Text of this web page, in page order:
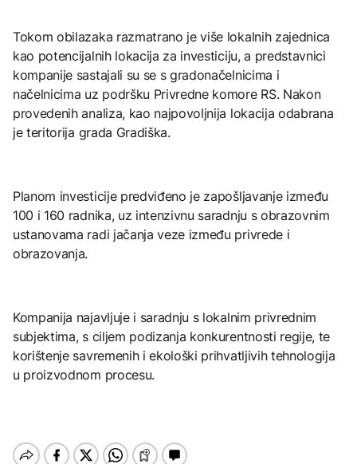
Tokom obilazaka razmatrano je više lokalnih zajednica
kao potencijalnih lokacija za investiciju, a predstavnici
kompanije sastajali su se s gradonačelnicima i
načelnicima uz podršku Privredne komore RS. Nakon
provedenih analiza, kao najpovoljnija lokacija odabrana
je teritorija grada Gradiška.
Planom investicije predviđeno je zapošljavanje između
100 i 160 radnika, uz intenzivnu saradnju s obrazovnim
ustanovama radi jačanja veze između privrede i
obrazovanja.
Kompanija najavljuje i saradnju s lokalnim privrednim
subjektima, s ciljem podizanja konkurentnosti regije, te
korištenje savremenih i ekološki prihvatljivih tehnologija
u proizvodnom procesu.